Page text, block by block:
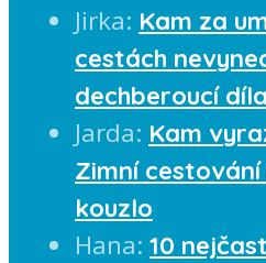
Jirka: Kam za
cestách
dechberoucí díla
Jarda: Kam
Zimní
kouzlo
Hana: 10